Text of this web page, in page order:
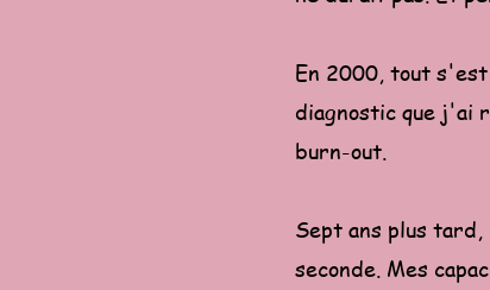
En 2000, tout s'est
diagnostic que j'ai
burn-out.
Sept ans plus
seconde. Mes